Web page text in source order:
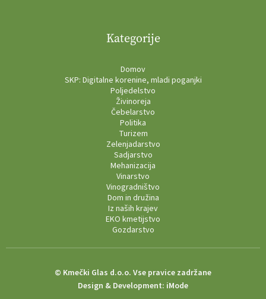
Kategorije
Domov
SKP: Digitalne korenine, mladi poganjki
Poljedelstvo
Živinoreja
Čebelarstvo
Politika
Turizem
Zelenjadarstvo
Sadjarstvo
Mehanizacija
Vinarstvo
Vinogradništvo
Dom in družina
Iz naših krajev
EKO kmetijstvo
Gozdarstvo
© Kmečki Glas d.o.o. Vse pravice zadržane
Design & Development: iMode